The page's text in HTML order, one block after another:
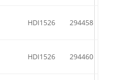
HDI1526 294458
HDI1526 294460